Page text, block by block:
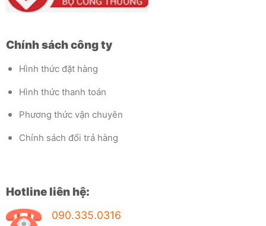
Chính sách công ty
Hình thức đặt hàng
Hình thức thanh toán
Phương thức vận chuyên
Chính sách đổi trả hàng
Hotline liên hệ:
090.335.0316